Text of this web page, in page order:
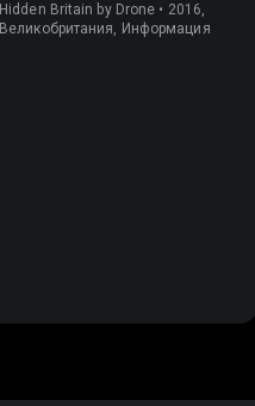
Hidden Britain by Drone • 2016,
Великобритания, Информация